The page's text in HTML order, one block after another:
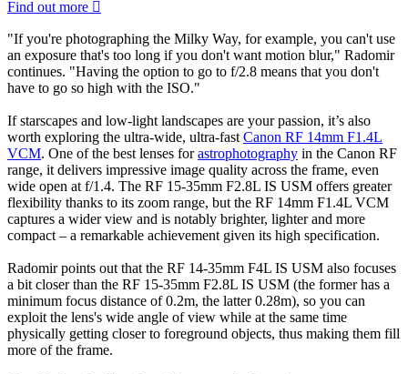
Canon RF 14-35mm F4L IS USM
When space is tight, this compact ultra-wide zoom is an ideal choice
for capturing all detail in a scene.
Find out more 
"If you're photographing the Milky Way, for example, you can't use
an exposure that's too long if you don't want motion blur," Radomir
continues. "Having the option to go to f/2.8 means that you don't
have to go so high with the ISO."
If starscapes and low-light landscapes are your passion, it’s also
worth exploring the ultra-wide, ultra-fastCanon RF 14mm F1.4L
VCM. One of the best lenses forastrophotographyin the Canon RF
wide open at f/1.4. The RF 15-35mm F2.8L IS USM offers greater
flexibility thanks to its zoom range, but the RF 14mm F1.4L VCM
captures a wider view and is notably brighter, lighter and more
compact – a remarkable achievement given its high specification.
Radomir points out that the RF 14-35mm F4L IS USM also focuses